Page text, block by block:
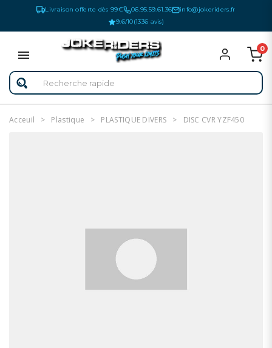
Livraison offerte dès 99€ 06.95.59.61.36
info@jokeriders.fr
9.6/10(1336 avis)
0
Acceuil Plastique PLASTIQUE DIVERS DISC CVR YZF450